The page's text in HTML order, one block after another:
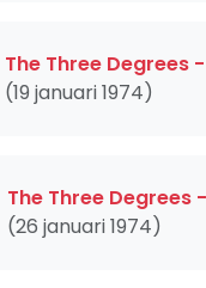
The Three Degrees
(19 januari 1974)
The Three Degrees
(26 januari 1974)